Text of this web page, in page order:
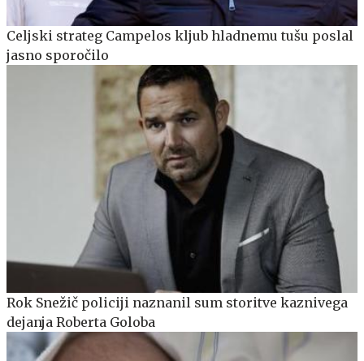
Celjski strateg Campelos kljub hladnemu tušu poslal
jasno sporočilo
Rok Snežič policiji naznanil sum storitve kaznivega
dejanja Roberta Goloba